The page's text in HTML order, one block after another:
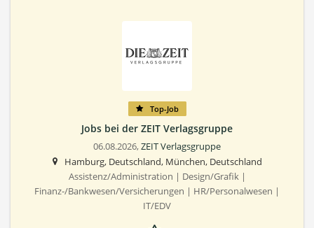
Top-Job
Jobs bei der ZEIT Verlagsgruppe
06.08.2026,ZEIT Verlagsgruppe
Hamburg, Deutschland, München, Deutschland
Assistenz/Administration | Design/Grafik |
Finanz-/Bankwesen/Versicherungen | HR/Personalwesen |
IT/EDV